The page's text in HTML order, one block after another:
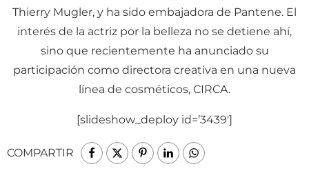
Thierry Mugler, y ha sido embajadora de Pantene. El
interés de la actriz por la belleza no se detiene ahí,
sino que recientemente ha anunciado su
participación como directora creativa en una nueva
línea de cosméticos, CIRCA.
[slideshow_deploy id=’3439′]
COMPARTIR